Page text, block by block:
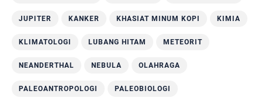
JUPITER KANKER KHASIAT MINUM KOPI KIMIA
KLIMATOLOGI LUBANG HITAM METEORIT
NEANDERTHAL NEBULA OLAHRAGA
PALEOANTROPOLOGI PALEOBIOLOGI